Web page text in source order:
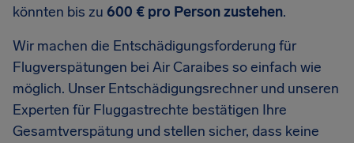
könnten bis zu 600 € pro Person zustehen.
Wir machen die Entschädigungsforderung für
Flugverspätungen bei Air Caraibes so einfach wie
möglich. Unser Entschädigungsrechner und unseren
Experten für Fluggastrechte bestätigen Ihre
Gesamtverspätung und stellen sicher, dass keine